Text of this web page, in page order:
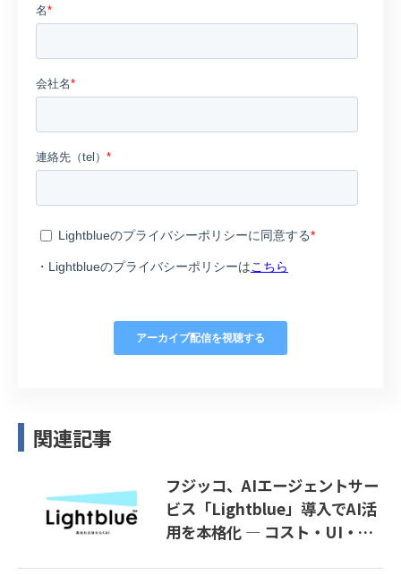
関連記事
フジッコ、AIエージェントサー
ビス「Lightblue」導入でAI活
用を本格化 ― コスト・UI・セ